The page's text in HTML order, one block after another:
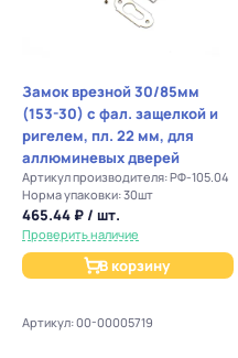
Замок врезной 30/85мм
(153-30) с фал. защелкой и
ригелем, пл. 22 мм, для
аллюминевых дверей
Артикул производителя: РФ-105.04
Норма упаковки: 30шт
465.44 ₽ / шт.
Проверить наличие
В корзину
Артикул: 00-00005719